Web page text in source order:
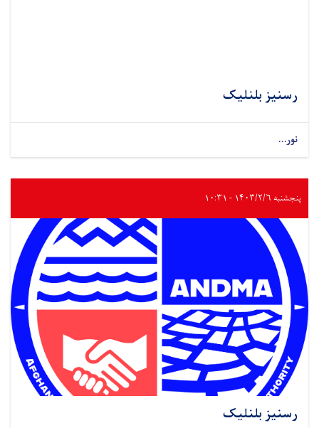
رسنیز بلنلیک
نور...
پنجشنبه ۱۴۰۳/۲/۶ - ۱۰:۳۱
رسنیز بلنلیک